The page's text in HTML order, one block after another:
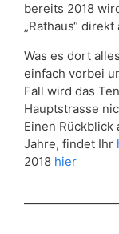
bereits 2018
„Rathaus“
Was es dort
einfach vorbei
Fall wird das
Hauptstrasse
Einen
Jahre, findet Ihr
2018 hier